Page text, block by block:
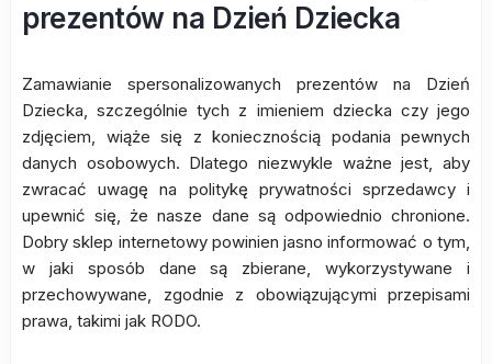
prezentów na Dzień Dziecka
Zamawianie spersonalizowanych prezentów na Dzień
Dziecka, szczególnie tych z imieniem dziecka czy jego
zdjęciem, wiąże się z koniecznością podania pewnych
danych osobowych. Dlatego niezwykle ważne jest, aby
zwracać uwagę na politykę prywatności sprzedawcy i
upewnić się, że nasze dane są odpowiednio chronione.
Dobry sklep internetowy powinien jasno informować o tym,
w jaki sposób dane są zbierane, wykorzystywane i
przechowywane, zgodnie z obowiązującymi przepisami
prawa, takimi jak RODO.